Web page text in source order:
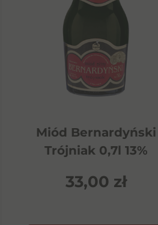
Miód Bernardyński
Trójniak 0,7l 13%
33,00 zł